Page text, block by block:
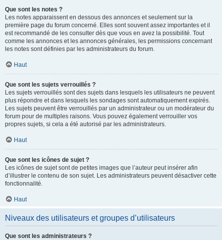
Que sont les notes ?
Les notes apparaissent en dessous des annonces et seulement sur la
première page du forum concerné. Elles sont souvent assez importantes et il
est recommandé de les consulter dès que vous en avez la possibilité. Tout
comme les annonces et les annonces générales, les permissions concernant
les notes sont définies par les administrateurs du forum.
Haut
Que sont les sujets verrouillés ?
Les sujets verrouillés sont des sujets dans lesquels les utilisateurs ne peuvent
plus répondre et dans lesquels les sondages sont automatiquement expirés.
Les sujets peuvent être verrouillés par un administrateur ou un modérateur du
forum pour de multiples raisons. Vous pouvez également verrouiller vos
propres sujets, si cela a été autorisé par les administrateurs.
Haut
Que sont les icônes de sujet ?
Les icônes de sujet sont de petites images que l’auteur peut insérer afin
d’illustrer le contenu de son sujet. Les administrateurs peuvent désactiver cette
fonctionnalité.
Haut
Niveaux des utilisateurs et groupes d’utilisateurs
Que sont les administrateurs ?